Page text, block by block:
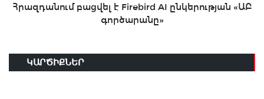
Հրազդանում բացվել է Firebird AI ընկերության «ԱԲ
գործարանը»
ԿԱՐԾԻՔՆԵՐ